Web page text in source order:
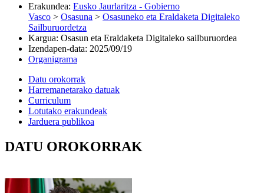
Erakundea: Eusko Jaurlaritza - Gobierno
Vasco > Osasuna > Osasuneko eta Eraldaketa Digitaleko
Sailburuordetza
Kargua: Osasun eta Eraldaketa Digitaleko sailburuordea
Izendapen-data: 2025/09/19
Organigrama
Datu orokorrak
Harremanetarako datuak
Curriculum
Lotutako erakundeak
Jarduera publikoa
DATU OROKORRAK